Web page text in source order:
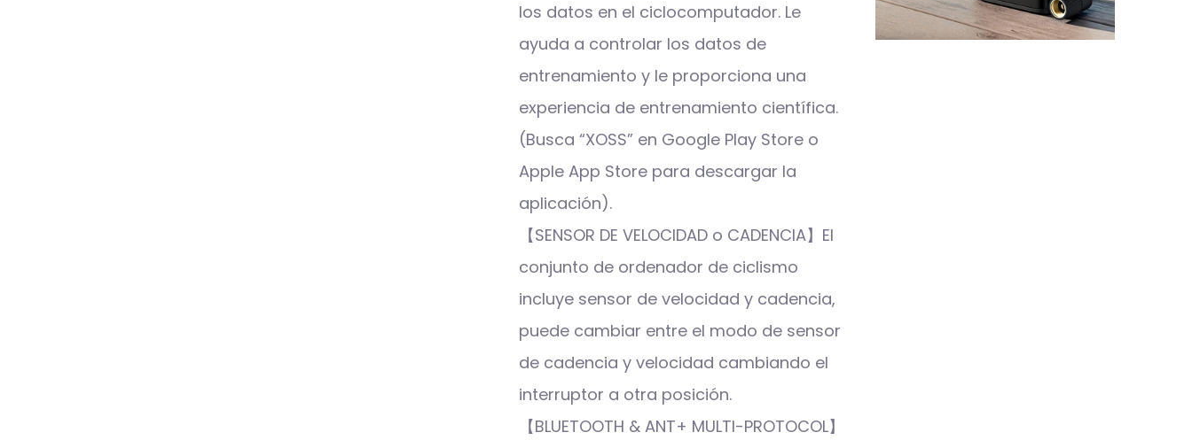
los datos en el ciclocomputador. Le
ayuda a controlar los datos de
entrenamiento y le proporciona una
experiencia de entrenamiento científica.
(Busca “XOSS” en Google Play Store o
Apple App Store para descargar la
aplicación).
【SENSOR DE VELOCIDAD o CADENCIA】El
conjunto de ordenador de ciclismo
incluye sensor de velocidad y cadencia,
puede cambiar entre el modo de sensor
de cadencia y velocidad cambiando el
interruptor a otra posición.
【BLUETOOTH & ANT+ MULTI-PROTOCOL】